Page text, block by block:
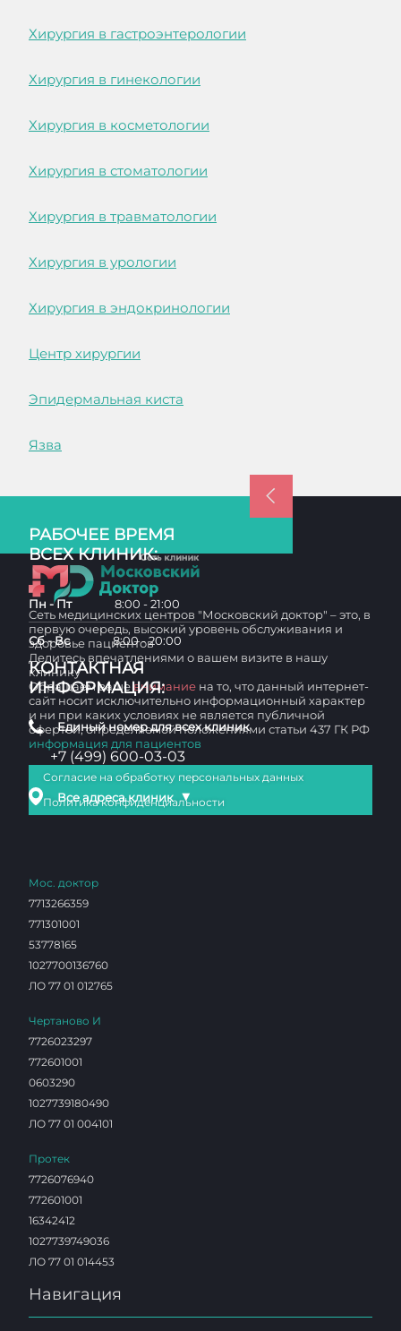
Хирургия в гастроэнтерологии
Хирургия в гинекологии
Хирургия в косметологии
Хирургия в стоматологии
Хирургия в травматологии
Хирургия в урологии
Хирургия в эндокринологии
Центр хирургии
Эпидермальная киста
Язва
РАБОЧЕЕ ВРЕМЯ
ВСЕХ КЛИНИК:
Пн - Пт 8:00 - 21:00
Сб - Вс 8:00 - 20:00
КОНТАКТНАЯ
ИНФОРМАЦИЯ:
Единый номер для всех клиник
+7 (499) 600-03-03
Все адреса клиник ▼
Сеть медицинских центров "Московский доктор" – это, в
первую очередь, высокий уровень обслуживания и
здоровье пациентов
Делитесь впечатлениями о вашем визите в нашу
клинику
Обращаем вашевнимание на то, что данный интернет-
сайт носит исключительно информационный характер
и ни при каких условиях не является публичной
офертой, определяемой положениями статьи 437 ГК РФ
информация для пациентов
Согласие на обработку персональных данных
Политика конфиденциальности
Мос. доктор
7713266359
771301001
53778165
1027700136760
ЛО 77 01 012765
Чертаново И
7726023297
772601001
0603290
1027739180490
ЛО 77 01 004101
Протек
7726076940
772601001
16342412
1027739749036
ЛО 77 01 014453
Навигация